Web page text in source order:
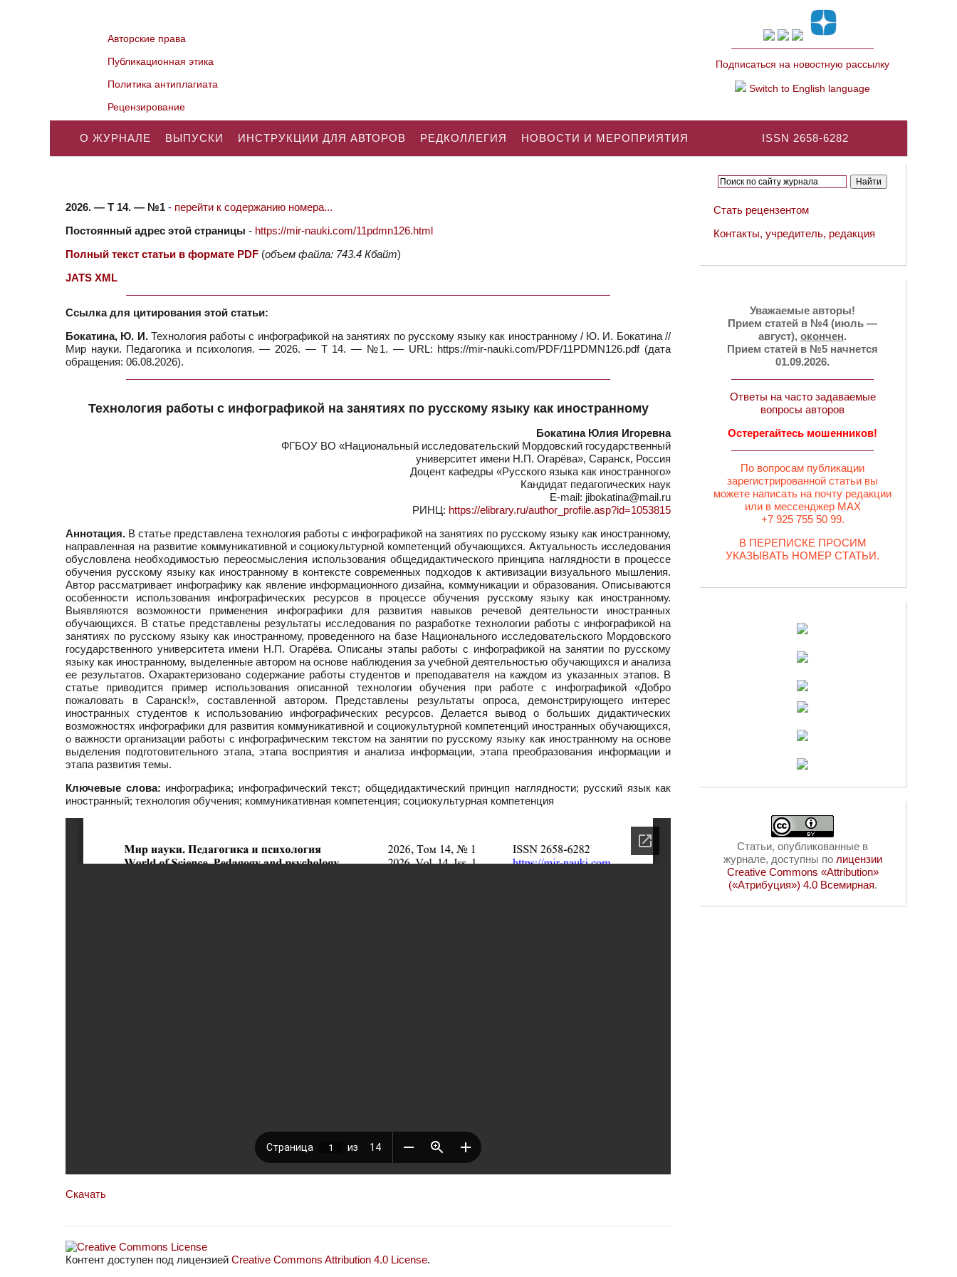
Авторские права
Публикационная этика
Политика антиплагиата
Рецензирование
Подписаться на новостную рассылку
Switch to English language
ISSN 2658-6282
О ЖУРНАЛЕ ВЫПУСКИ ИНСТРУКЦИИ ДЛЯ АВТОРОВ РЕДКОЛЛЕГИЯ НОВОСТИ И МЕРОПРИЯТИЯ
2026. — Т 14. — №1 - перейти к содержанию номера...
Постоянный адрес этой страницы - https://mir-nauki.com/11pdmn126.html
Полный текст статьи в формате PDF (объем файла: 743.4 Кбайт)
JATS XML
Ссылка для цитирования этой статьи:
Бокатина, Ю. И.Технология работы с инфографикой на занятиях по русскому языку как иностранному / Ю. И. Бокатина //
Мир науки. Педагогика и психология. — 2026. — Т 14. — №1. — URL: https://mir-nauki.com/PDF/11PDMN126.pdf (дата
обращения: 06.08.2026).
Технология работы с инфографикой на занятиях по русскому языку как иностранному
Бокатина Юлия Игоревна
ФГБОУ ВО «Национальный исследовательский Мордовский государственный
университет имени Н.П. Огарёва», Саранск, Россия
Доцент кафедры «Русского языка как иностранного»
Кандидат педагогических наук
E-mail: jibokatina@mail.ru
РИНЦ: https://elibrary.ru/author_profile.asp?id=1053815
Аннотация. В статье представлена технология работы с инфографикой на занятиях по русскому языку как иностранному,
направленная на развитие коммуникативной и социокультурной компетенций обучающихся. Актуальность исследования
обусловлена необходимостью переосмысления использования общедидактического принципа наглядности в процессе
обучения русскому языку как иностранному в контексте современных подходов к активизации визуального мышления.
Автор рассматривает инфографику как явление информационного дизайна, коммуникации и образования. Описываются
особенности использования инфографических ресурсов в процессе обучения русскому языку как иностранному.
Выявляются возможности применения инфографики для развития навыков речевой деятельности иностранных
обучающихся. В статье представлены результаты исследования по разработке технологии работы с инфографикой на
занятиях по русскому языку как иностранному, проведенного на базе Национального исследовательского Мордовского
государственного университета имени Н.П. Огарёва. Описаны этапы работы с инфографикой на занятии по русскому
языку как иностранному, выделенные автором на основе наблюдения за учебной деятельностью обучающихся и анализа
ее результатов. Охарактеризовано содержание работы студентов и преподавателя на каждом из указанных этапов. В
статье приводится пример использования описанной технологии обучения при работе с инфографикой «Добро
пожаловать в Саранск!», составленной автором. Представлены результаты опроса, демонстрирующего интерес
иностранных студентов к использованию инфографических ресурсов. Делается вывод о больших дидактических
возможностях инфографики для развития коммуникативной и социокультурной компетенций иностранных обучающихся,
о важности организации работы с инфографическим текстом на занятии по русскому языку как иностранному на основе
выделения подготовительного этапа, этапа восприятия и анализа информации, этапа преобразования информации и
этапа развития темы.
Ключевые слова: инфографика; инфографический текст; общедидактический принцип наглядности; русский язык как
иностранный; технология обучения; коммуникативная компетенция; социокультурная компетенция
Скачать
Контент доступен под лицензией Creative Commons Attribution 4.0 License.
Стать рецензентом
Контакты, учредитель, редакция
Уважаемые авторы!
Прием статей в №4 (июль —
август), окончен.
Прием статей в №5 начнется
01.09.2026.
Ответы на часто задаваемые
вопросы авторов
Остерегайтесь мошенников!
По вопросам публикации
зарегистрированной статьи вы
можете написать на почту редакции
или в мессенджер MAX
+7 925 755 50 99.
В ПЕРЕПИСКЕ ПРОСИМ
УКАЗЫВАТЬ НОМЕР СТАТЬИ.
Статьи, опубликованные в
журнале, доступны по лицензии
Creative Commons «Attribution»
(«Атрибуция») 4.0 Всемирная.